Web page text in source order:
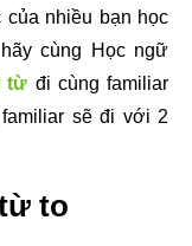
nhiều bạn học
cùng Học ngữ
từ đi cùng familiar
sẽ đi với 2
to